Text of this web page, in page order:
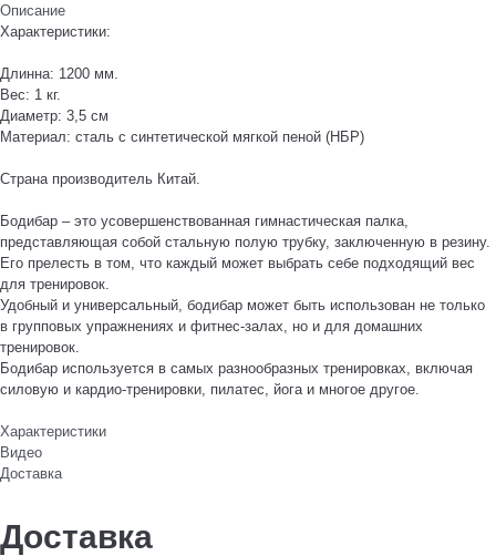
Описание
Характеристики:
Длинна: 1200 мм.
Вес: 1 кг.
Диаметр: 3,5 см
Материал: сталь с синтетической мягкой пеной (НБР)
Страна производитель Китай.
Бодибар – это усовершенствованная гимнастическая палка,
представляющая собой стальную полую трубку, заключенную в резину.
Его прелесть в том, что каждый может выбрать себе подходящий вес
для тренировок.
Удобный и универсальный, бодибар может быть использован не только
в групповых упражнениях и фитнес-залах, но и для домашних
тренировок.
Бодибар используется в самых разнообразных тренировках, включая
силовую и кардио-тренировки, пилатес, йога и многое другое.
Характеристики
Видео
Доставка
Доставка